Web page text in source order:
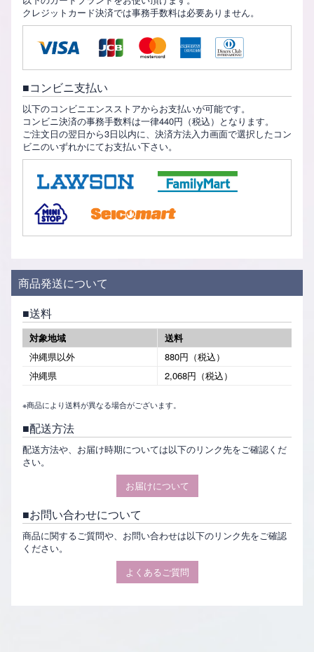
クレジットカード決済では事務手数料は必要ありません。
コンビニ支払い
以下のコンビニエンスストアからお支払いが可能です。
コンビニ決済の事務手数料は一律440円（税込）となります。
ご注文日の翌日から3日以内に、決済方法入力画面で選択したコン
ビニのいずれかにてお支払い下さい。
商品発送について
送料
対象地域
送料
沖縄県以外
880円（税込）
沖縄県
2,068円（税込）
※商品により送料が異なる場合がございます。
配送方法
配送方法や、お届け時期については以下のリンク先をご確認くだ
さい。
お届けについて
お問い合わせについて
商品に関するご質問や、お問い合わせは以下のリンク先をご確認
ください。
よくあるご質問